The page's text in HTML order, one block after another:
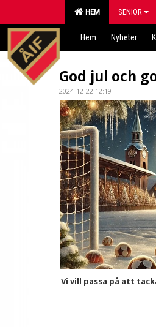
HEM SENIOR
Hem Nyheter
God jul och
2024-12-22 12:19
Vi vill passa på att